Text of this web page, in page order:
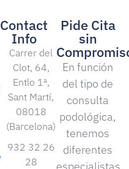
Contact
Info
Carrer del
Clot, 64,
Entlo 1ª,
Sant Martí,
08018
(Barcelona)
932 32 26
28
Pide Cita
sin
En función
del tipo de
consulta
podológica,
tenemos
diferentes